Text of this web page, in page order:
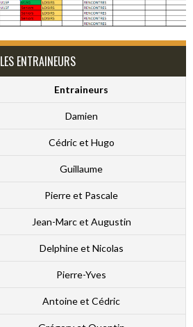
LES ENTRAINEURS
Entraineurs
Damien
Cédric et Hugo
Guillaume
Pierre et Pascale
Jean-Marc et Augustin
Delphine et Nicolas
Pierre-Yves
Antoine et Cédric